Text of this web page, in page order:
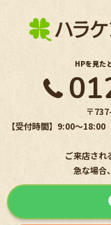
HPを見た
〒
【受付時間】9:00〜
ご来店され
急な場合